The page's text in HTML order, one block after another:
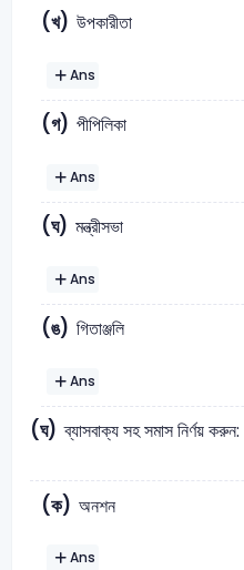
(খ) উপকারীতা
Ans
(গ) পীপিলিকা
Ans
(ঘ) মন্ত্রীসভা
Ans
(ঙ) গিতাঞ্জলি
Ans
(ঘ) ব্যাসবাক্য সহ সমাস নির্ণয় করুন:
(ক) অনশন
Ans